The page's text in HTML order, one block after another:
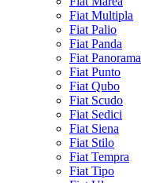
Fiat Multipla
Fiat Palio
Fiat Panda
Fiat Panorama
Fiat Punto
Fiat Qubo
Fiat Scudo
Fiat Sedici
Fiat Siena
Fiat Stilo
Fiat Tempra
Fiat Tipo